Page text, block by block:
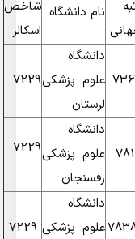
نام دانشگاه شاخص
دانشگاه
علوم پزشکی
لرستان
7229
دانشگاه
علوم پزشکی
رفسنجان
7229
دانشگاه
علوم پزشکی7229